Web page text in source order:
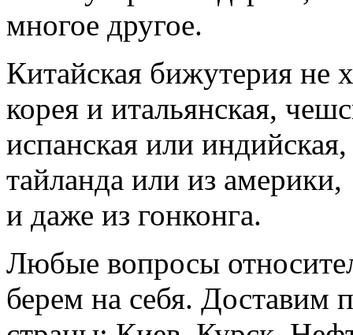
многое другое.
Китайская бижутерия
корея и итальянская,
испанская или
тайланда или из америки,
и даже из гонконга.
Любые вопросы
берем на себя. Доставим